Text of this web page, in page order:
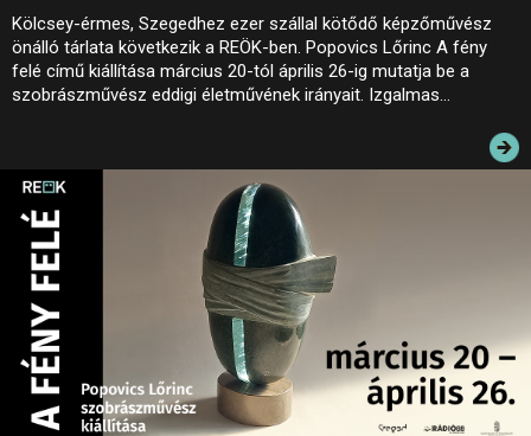
AZ ÉPÜLET
INFORMÁCIÓK
KONFERENCIA
ELÉRHETŐSÉG
PALOTASÉTÁK ÉS VEZETÉSEK
KÖZÉRDEKŰ ADATOK
Kölcsey-érmes, Szegedhez ezer szállal kötődő képzőművész
önálló tárlata következik a REÖK-ben. Popovics Lőrinc A fény
felé című kiállítása március 20-tól április 26-ig mutatja be a
szobrászművész eddigi életművének irányait. Izgalmas…